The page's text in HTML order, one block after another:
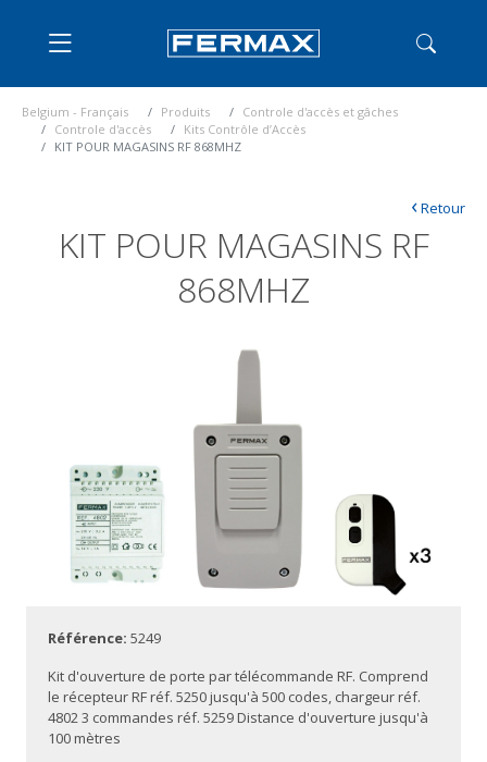
Belgium - Français Produits
Controle d'accès et gâches
Controle d'accès
Kits Contrôle d’Accès
KIT POUR MAGASINS RF 868MHZ
KIT POUR MAGASINS RF
868MHZ
‹Retour
Référence: 5249
Kit d'ouverture de porte par télécommande RF. Comprend
le récepteur RF réf. 5250 jusqu'à 500 codes, chargeur réf.
4802 3 commandes réf. 5259 Distance d'ouverture jusqu'à
100 mètres